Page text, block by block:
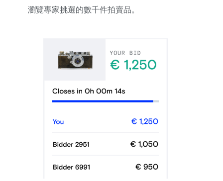
瀏覽專家挑選的數千件拍賣品。